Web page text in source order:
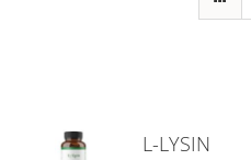
L-LYSIN